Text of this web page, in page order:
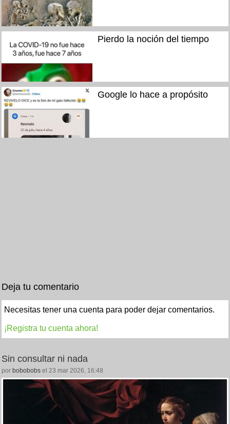
Pierdo la noción del tiempo
Google lo hace a propósito
Deja tu comentario
Necesitas tener una cuenta para poder dejar comentarios.
¡Registra tu cuenta ahora!
Sin consultar ni nada
por bobobobs el 23 mar 2026, 16:48